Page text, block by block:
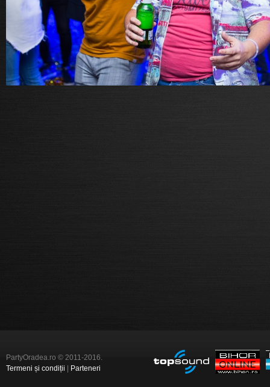
PartyOradea.ro © 2011-2016.
Termeni și condiții
Parteneri